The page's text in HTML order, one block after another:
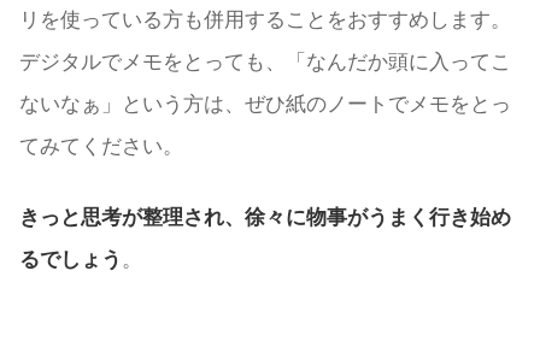
リを使っている方も併用することをおすすめします。
デジタルでメモをとっても、「なんだか頭に入ってこ
ないなぁ」という方は、ぜひ紙のノートでメモをとっ
てみてください。
きっと思考が整理され、徐々に物事がうまく行き始め
るでしょう 。